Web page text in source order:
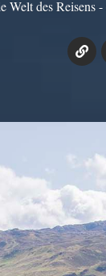
Welt des Reisens